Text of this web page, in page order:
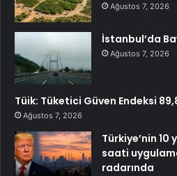
Ağustos 7, 2026
İstanbul’da
Ağustos 7, 2026
Tüik: Tüketici Güven Endeksi
Ağustos 7, 2026
Türkiye’nin 10
saati
radarında